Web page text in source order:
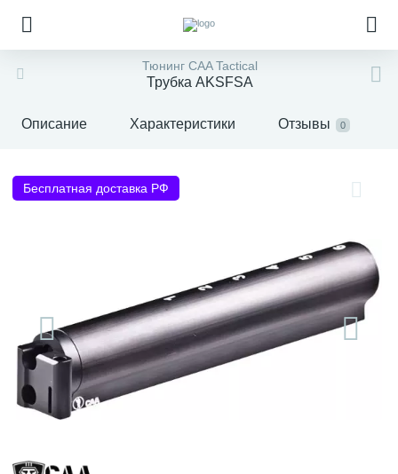
Тюнинг CAA Tactical
Трубка AKSFSA
Описание Характеристики Отзывы 0
Бесплатная доставка РФ